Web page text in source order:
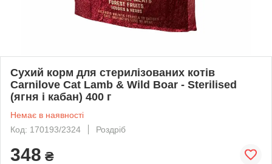
Сухий корм для стерилізованих котів
Carnilove Cat Lamb & Wild Boar - Sterilised
(ягня і кабан) 400 г
Немає в наявності
Код: 170193/2324
Роздріб
348 ₴